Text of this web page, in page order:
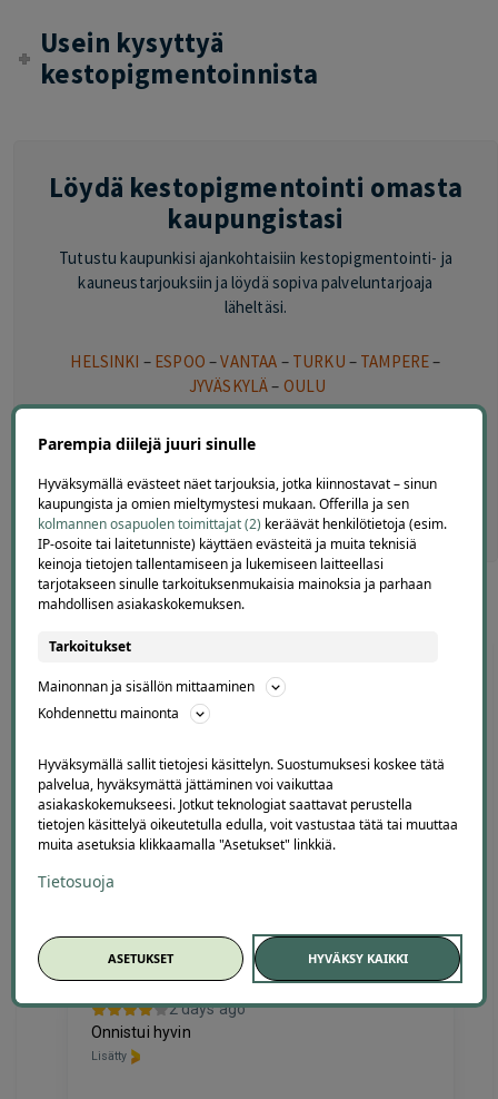
Usein kysyttyä
kestopigmentoinnista
Löydä kestopigmentointi omasta
kaupungistasi
Tutustu kaupunkisi ajankohtaisiin kestopigmentointi- ja
kauneustarjouksiin ja löydä sopiva palveluntarjoaja
läheltäsi.
HELSINKI – ESPOO –VANTAA – TURKU – TAMPERE–
JYVÄSKYLÄ– OULU
Tutustu myös muihin kauneustarjouksiin
KULMAT– RIPSET–KASVOHOIDOT– TÄYTEAINEHOIDOT
KAIKKI KAUNEUSTARJOUKSET
Offerillaajien arvosteluja
4.14663 arvostelua
Kirjoita arvostelu
P
Pekka
Helsinki
2 days ago
Onnistui hyvin
E
Parempia diilejä juuri sinulle
Hyväksymällä evästeet näet tarjouksia, jotka kiinnostavat – sinun
kaupungista ja omien mieltymystesi mukaan. Offerilla ja sen
kolmannen osapuolen toimittajat (2) keräävät henkilötietoja (esim.
IP-osoite tai laitetunniste) käyttäen evästeitä ja muita teknisiä
keinoja tietojen tallentamiseen ja lukemiseen laitteellasi
tarjotakseen sinulle tarkoituksenmukaisia mainoksia ja parhaan
mahdollisen asiakaskokemuksen.
Tarkoitukset
Mainonnan ja sisällön mittaaminen
Kohdennettu mainonta
Hyväksymällä sallit tietojesi käsittelyn. Suostumuksesi koskee tätä
palvelua, hyväksymättä jättäminen voi vaikuttaa
asiakaskokemukseesi. Jotkut teknologiat saattavat perustella
tietojen käsittelyä oikeutetulla edulla, voit vastustaa tätä tai muuttaa
muita asetuksia klikkaamalla "Asetukset" linkkiä.
Tietosuoja
ASETUKSET HYVÄKSY KAIKKI